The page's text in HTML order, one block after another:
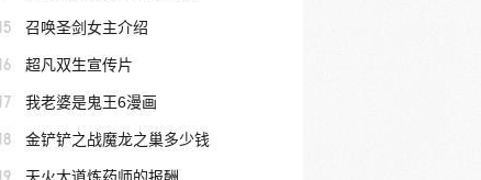
15 召唤圣剑女主介绍
16 超凡双生宣传片
17 我老婆是鬼王6漫画
18 金铲铲之战魔龙之巢多少钱